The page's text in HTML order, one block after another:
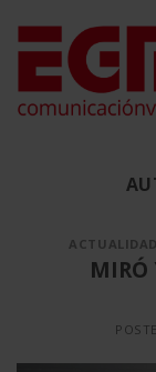
content
ACTUALIDAD
MIRÓ